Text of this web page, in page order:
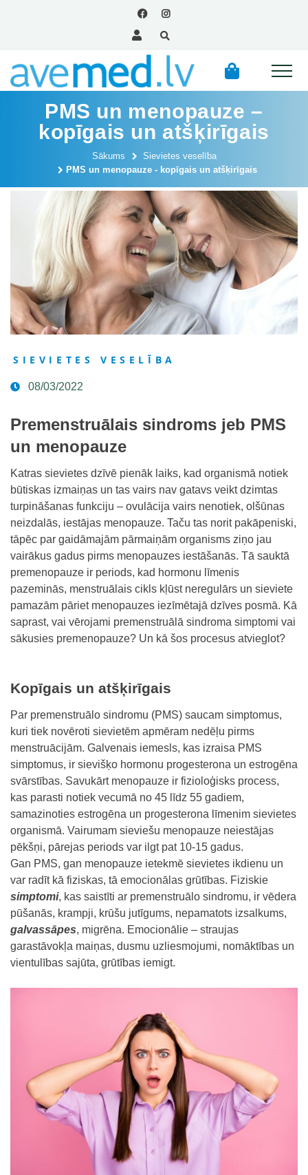
PMS un menopauze –
kopīgais un atšķirīgais
Sākums
Sievietes veselība
PMS un menopauze - kopīgais un atšķirīgais
SIEVIETES VESELĪBA
08/03/2022
Premenstruālais sindroms jeb PMS
un menopauze
Katras sievietes dzīvē pienāk laiks, kad organismā notiek
būtiskas izmaiņas un tas vairs nav gatavs veikt dzimtas
turpināšanas funkciju – ovulācija vairs nenotiek, olšūnas
neizdalās, iestājas menopauze. Taču tas norit pakāpeniski,
tāpēc par gaidāmajām pārmaiņām organisms ziņo jau
vairākus gadus pirms menopauzes iestāšanās. Tā sauktā
premenopauze ir periods, kad hormonu līmenis
pazeminās, menstruālais cikls kļūst neregulārs un sieviete
pamazām pāriet menopauzes iezīmētajā dzīves posmā. Kā
saprast, vai vērojami premenstruālā sindroma simptomi vai
sākusies premenopauze? Un kā šos procesus atvieglot?
Kopīgais un atšķirīgais
Par premenstruālo sindromu (PMS) saucam simptomus,
kuri tiek novēroti sievietēm apmēram nedēļu pirms
menstruācijām. Galvenais iemesls, kas izraisa PMS
simptomus, ir sievišķo hormonu progesterona un estrogēna
svārstības. Savukārt menopauze ir fizioloģisks process,
kas parasti notiek vecumā no 45 līdz 55 gadiem,
samazinoties estrogēna un progesterona līmenim sievietes
organismā. Vairumam sieviešu menopauze neiestājas
pēkšņi, pārejas periods var ilgt pat 10-15 gadus.
Gan PMS, gan menopauze ietekmē sievietes ikdienu un
var radīt kā fiziskas, tā emocionālas grūtības. Fiziskie
simptomi, kas saistīti ar premenstruālo sindromu, ir vēdera
pūšanās, krampji, krūšu jutīgums, nepamatots izsalkums,
galvassāpes, migrēna. Emocionālie – straujas
garastāvokļa maiņas, dusmu uzliesmojumi, nomāktības un
vientulības sajūta, grūtības iemigt.